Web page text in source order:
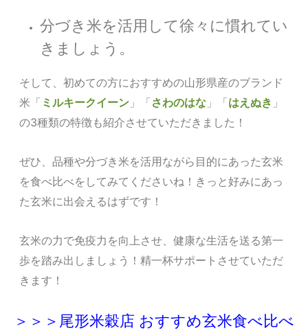
分づき米を活用して徐々に慣れてい
きましょう。
そして、初めての方におすすめの山形県産のブランド
米「 ミルキークイーン 」「さわのはな 」「はえぬき 」
の3種類の特徴も紹介させていただきました！
ぜひ、品種や分づき米を活用ながら目的にあった玄米
を食べ比べをしてみてくださいね！きっと好みにあっ
た玄米に出会えるはずです！
玄米の力で免疫力を向上させ、健康な生活を送る第一
歩を踏み出しましょう！精一杯サポートさせていただ
きます！
＞＞＞尾形米穀店 おすすめ玄米食べ比べ